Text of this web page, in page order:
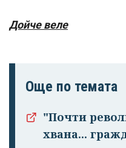
Дойче веле
Още по темата
"Почти
хвана...